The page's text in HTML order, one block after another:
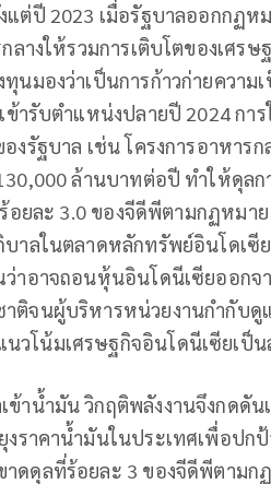
แต่ปี 2023 เมื่อรัฐบาลออกกฏห
ลางให้รวมการเติบโตของเศร
นมองว่าเป็นการก้าวก่ายความ
ข้ารับตำแหน่งปลายปี 2024 กา
งรัฐบาล เช่น โครงการอาหาร
ล้านบาทต่อปี ทำให้ดุลก
อยละ 3.0 ของจีดีพีตามกฏหมา
บาลในตลาดหลักทรัพย์อินโดเ
าอาจถอนหุ้นอินโดนีเซียออกจ
ติจนผู้บริหารหน่วยงานกํากับดู
วโน้มเศรษฐกิจอินโดนีเซียเป็น
าน้ำมัน วิกฤติพลังงานจึงกดดั
งราคาน้ำมันในประเทศเพื่อปก
ดดุลที่ร้อยละ 3 ของจีดีพีตาม